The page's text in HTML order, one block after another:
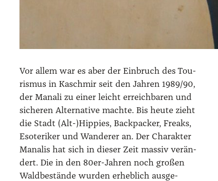
Vor allem war es aber der Ein­bruch des Tou­
ris­mus in Kasch­mir seit den Jah­ren 1989/​90,
der Mana­li zu einer leicht erreich­ba­ren und
siche­ren Alter­na­ti­ve mach­te. Bis heu­te zieht
die Stadt (Alt-)Hippies, Back­pa­cker, Freaks,
Eso­te­ri­ker und Wan­de­rer an. Der Cha­rak­ter
Mana­lis hat sich in die­ser Zeit mas­siv ver­än­
dert. Die in den 80er-Jah­ren noch gro­ßen
Wald­be­stän­de wur­den erheb­lich aus­ge­